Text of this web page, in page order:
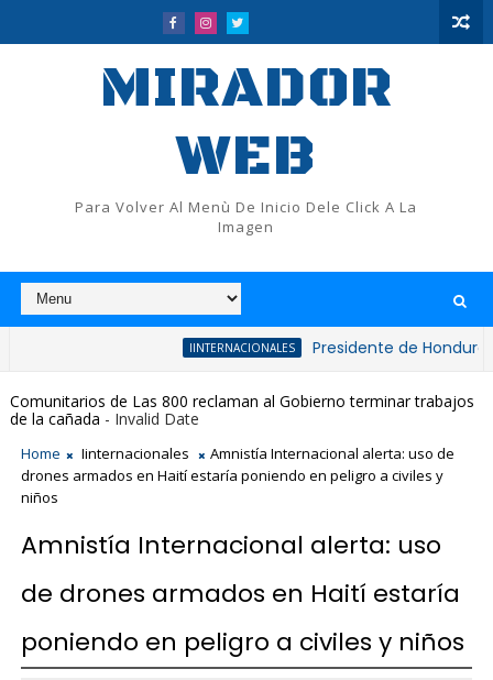
MIRADOR
WEB
Para Volver Al Menù De Inicio Dele Click A La
Imagen
IINTERNACIONALES Presidente de Honduras
Comunitarios de Las 800 reclaman al Gobierno terminar trabajos
de la cañada - Invalid Date
Home Iinternacionales
Amnistía Internacional alerta: uso de
drones armados en Haití estaría poniendo en peligro a civiles y
niños
Amnistía Internacional alerta: uso
de drones armados en Haití estaría
poniendo en peligro a civiles y niños